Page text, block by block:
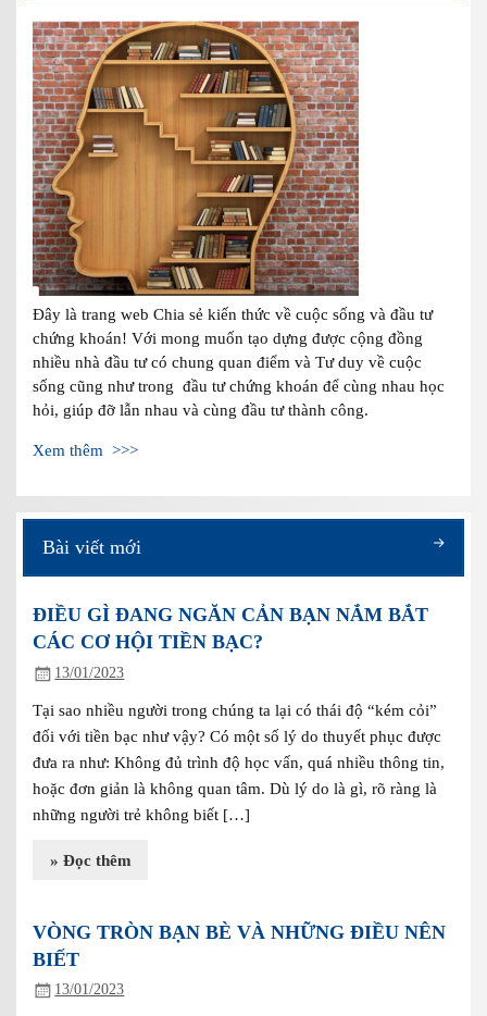
Đây là trang web Chia sẻ kiến thức về cuộc sống và đầu tư
chứng khoán! Với mong muốn tạo dựng được cộng đồng
nhiều nhà đầu tư có chung quan điểm và Tư duy về cuộc
sống cũng như trong đầu tư chứng khoán để cùng nhau học
hỏi, giúp đỡ lẫn nhau và cùng đầu tư thành công.
Xem thêm >>>
Bài viết mới
ĐIỀU GÌ ĐANG NGĂN CẢN BẠN NẮM BẮT
CÁC CƠ HỘI TIỀN BẠC?
13/01/2023
Tại sao nhiều người trong chúng ta lại có thái độ “kém cỏi”
đối với tiền bạc như vậy? Có một số lý do thuyết phục được
đưa ra như: Không đủ trình độ học vấn, quá nhiều thông tin,
hoặc đơn giản là không quan tâm. Dù lý do là gì, rõ ràng là
những người trẻ không biết […]
» Đọc thêm
VÒNG TRÒN BẠN BÈ VÀ NHỮNG ĐIỀU NÊN
BIẾT
13/01/2023